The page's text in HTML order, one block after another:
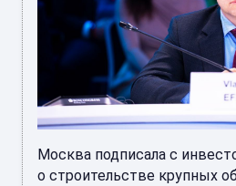
Москва подписала с
о строительстве крупных